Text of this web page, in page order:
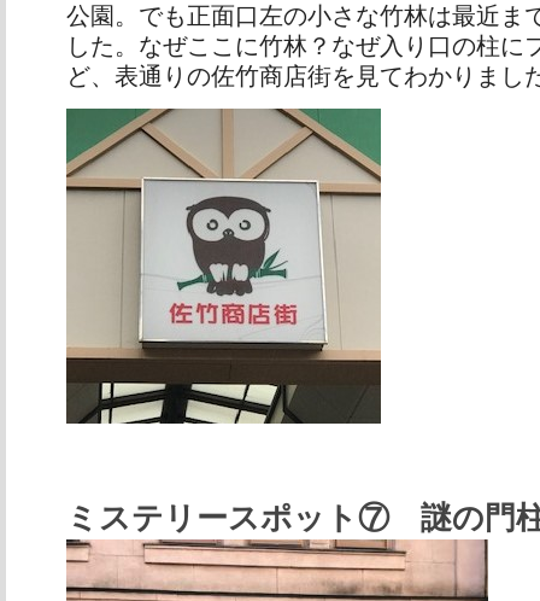
公園。でも正面口左の小さな竹林は最近ま
した。なぜここに竹林？なぜ入り口の柱に
ど、表通りの佐竹商店街を見てわかりまし
ミステリースポット⑦ 謎の門